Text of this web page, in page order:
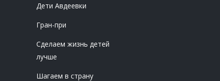
Дети Авдеевки
Гран-при
Сделаем жизнь детей
лучше
Шагаем в страну